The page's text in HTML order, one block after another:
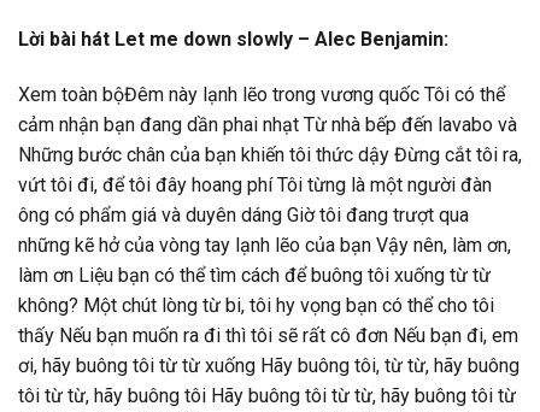
Lời bài hát Let me down slowly – Alec Benjamin:
Xem toàn bộĐêm này lạnh lẽo trong vương quốc Tôi có thể
cảm nhận bạn đang dần phai nhạt Từ nhà bếp đến lavabo và
Những bước chân của bạn khiến tôi thức dậy Đừng cắt tôi ra,
vứt tôi đi, để tôi đây hoang phí Tôi từng là một người đàn
ông có phẩm giá và duyên dáng Giờ tôi đang trượt qua
những kẽ hở của vòng tay lạnh lẽo của bạn Vậy nên, làm ơn,
làm ơn Liệu bạn có thể tìm cách để buông tôi xuống từ từ
không? Một chút lòng từ bi, tôi hy vọng bạn có thể cho tôi
thấy Nếu bạn muốn ra đi thì tôi sẽ rất cô đơn Nếu bạn đi, em
ơi, hãy buông tôi từ từ xuống Hãy buông tôi, từ từ, hãy buông
tôi từ từ, hãy buông tôi Hãy buông tôi từ từ, hãy buông tôi từ